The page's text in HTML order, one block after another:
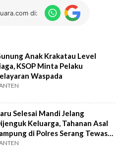
di:
Anak Krakatau Level
KSOP Minta Pelaku
Waspada
Selesai Mandi Jelang
Keluarga, Tahanan Asal
di Polres Serang Tewas